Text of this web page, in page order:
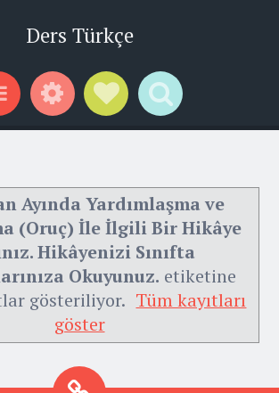
Ders Türkçe
WidgetsSocial Links
Search
Ayında Yardımlaşma ve
(Oruç) İle İlgili Bir Hikâye
Hikâyenizi Sınıfta
Okuyunuz. etiketine
gösteriliyor. Tüm kayıtları
göster